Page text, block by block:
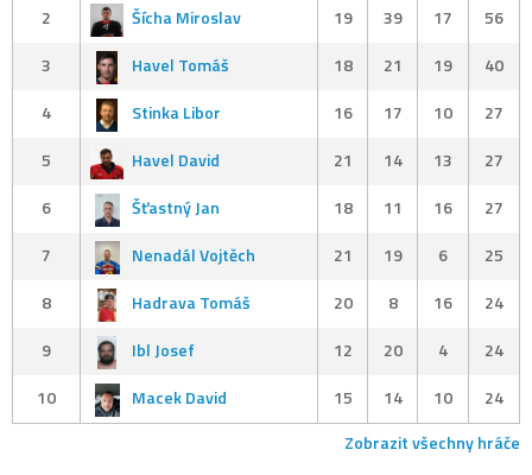
2
Šícha Miroslav 19 39 17
56
3
Havel Tomáš 18 21 19
40
4
Stinka Libor 16 17 10
27
5
Havel David 21 14 13
27
6
Šťastný Jan 18 11 16
27
7
Nenadál Vojtěch 21 19 6
25
8
Hadrava Tomáš 20 8 16
24
9
Ibl Josef 12 20 4
24
10
Macek David 15 14 10
24
Zobrazit všechny hráče